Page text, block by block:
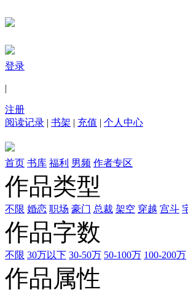
登录
|
注册
阅读记录 | 书架 | 充值 | 个人中心
首页 书库 福利 男频 作者专区
作品类型
不限 婚恋 职场 豪门 总裁 架空 穿越 宫斗
作品字数
不限 30万以下 30-50万 50-100万 100-200万
作品属性